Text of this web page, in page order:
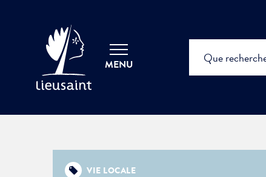
MENU
VIE LOCALE